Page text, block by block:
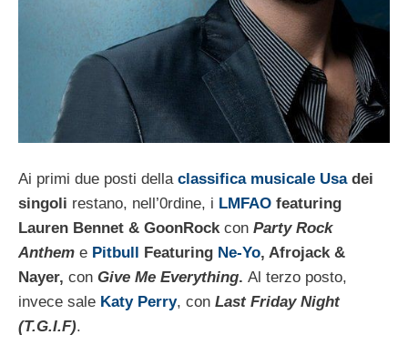
Ai primi due posti della classifica musicale Usadei
singoli restano, nell’0rdine, i LMFAO featuring
Lauren Bennet & GoonRock con Party Rock
Anthem e Pitbull Featuring Ne-Yo, Afrojack &
Nayer, con Give Me Everything. Al terzo posto,
invece sale Katy Perry, con Last Friday Night
(T.G.I.F).